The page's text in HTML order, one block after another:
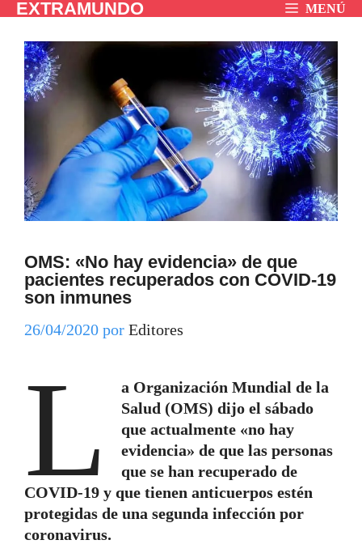
Saltar
contenido
EXTRAMUNDO MENÚ
OMS: «No hay evidencia» de que
pacientes recuperados con COVID-19
son inmunes
26/04/2020 por Editores
L
a Organización Mundial de la
Salud (OMS) dijo el sábado
que actualmente «no hay
evidencia» de que las personas
que se han recuperado de
COVID-19 y que tienen anticuerpos estén
protegidas de una segunda infección por
coronavirus.